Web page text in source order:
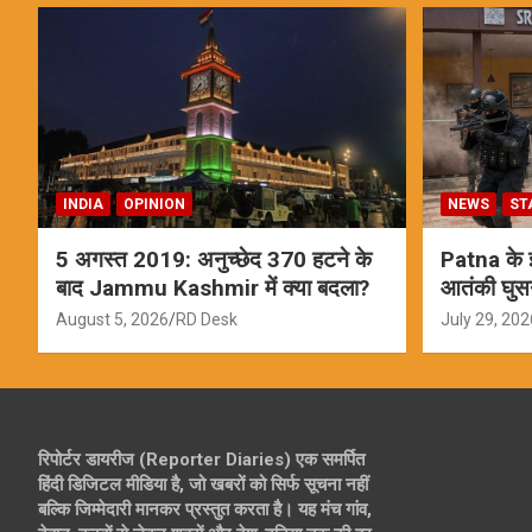
INDIA OPINION
5 अगस्त 2019: अनुच्छेद 370 हटने के
बाद Jammu Kashmir में क्या बदला?
August 5, 2026 RD Desk
NEWS
Patna के
आतंकी
ऑपरेशन;
July 29,
रिपोर्टर डायरीज (Reporter Diaries) एक समर्पित
हिंदी डिजिटल मीडिया है, जो खबरों को सिर्फ सूचना नहीं
बल्कि जिम्मेदारी मानकर प्रस्तुत करता है। यह मंच गांव,